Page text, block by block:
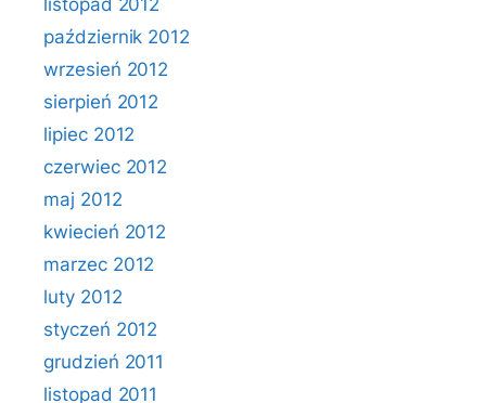
listopad 2012
październik 2012
wrzesień 2012
sierpień 2012
lipiec 2012
czerwiec 2012
maj 2012
kwiecień 2012
marzec 2012
luty 2012
styczeń 2012
grudzień 2011
listopad 2011